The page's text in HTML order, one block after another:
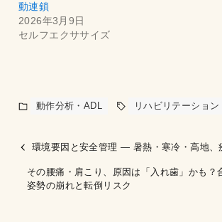
動連鎖
2026年3月9日
セルフエクササイズ
動作分析・ADL リハビリテーション
環境要因と安全管理 ― 暑熱・寒冷・高地、
その腰痛・肩こり、原因は「入れ歯」かも？
姿勢の崩れと転倒リスク